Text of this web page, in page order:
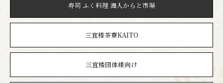
寿司 ふく料理 海人からと市場
三宜楼茶寮KAITO
三宜楼団体様向け